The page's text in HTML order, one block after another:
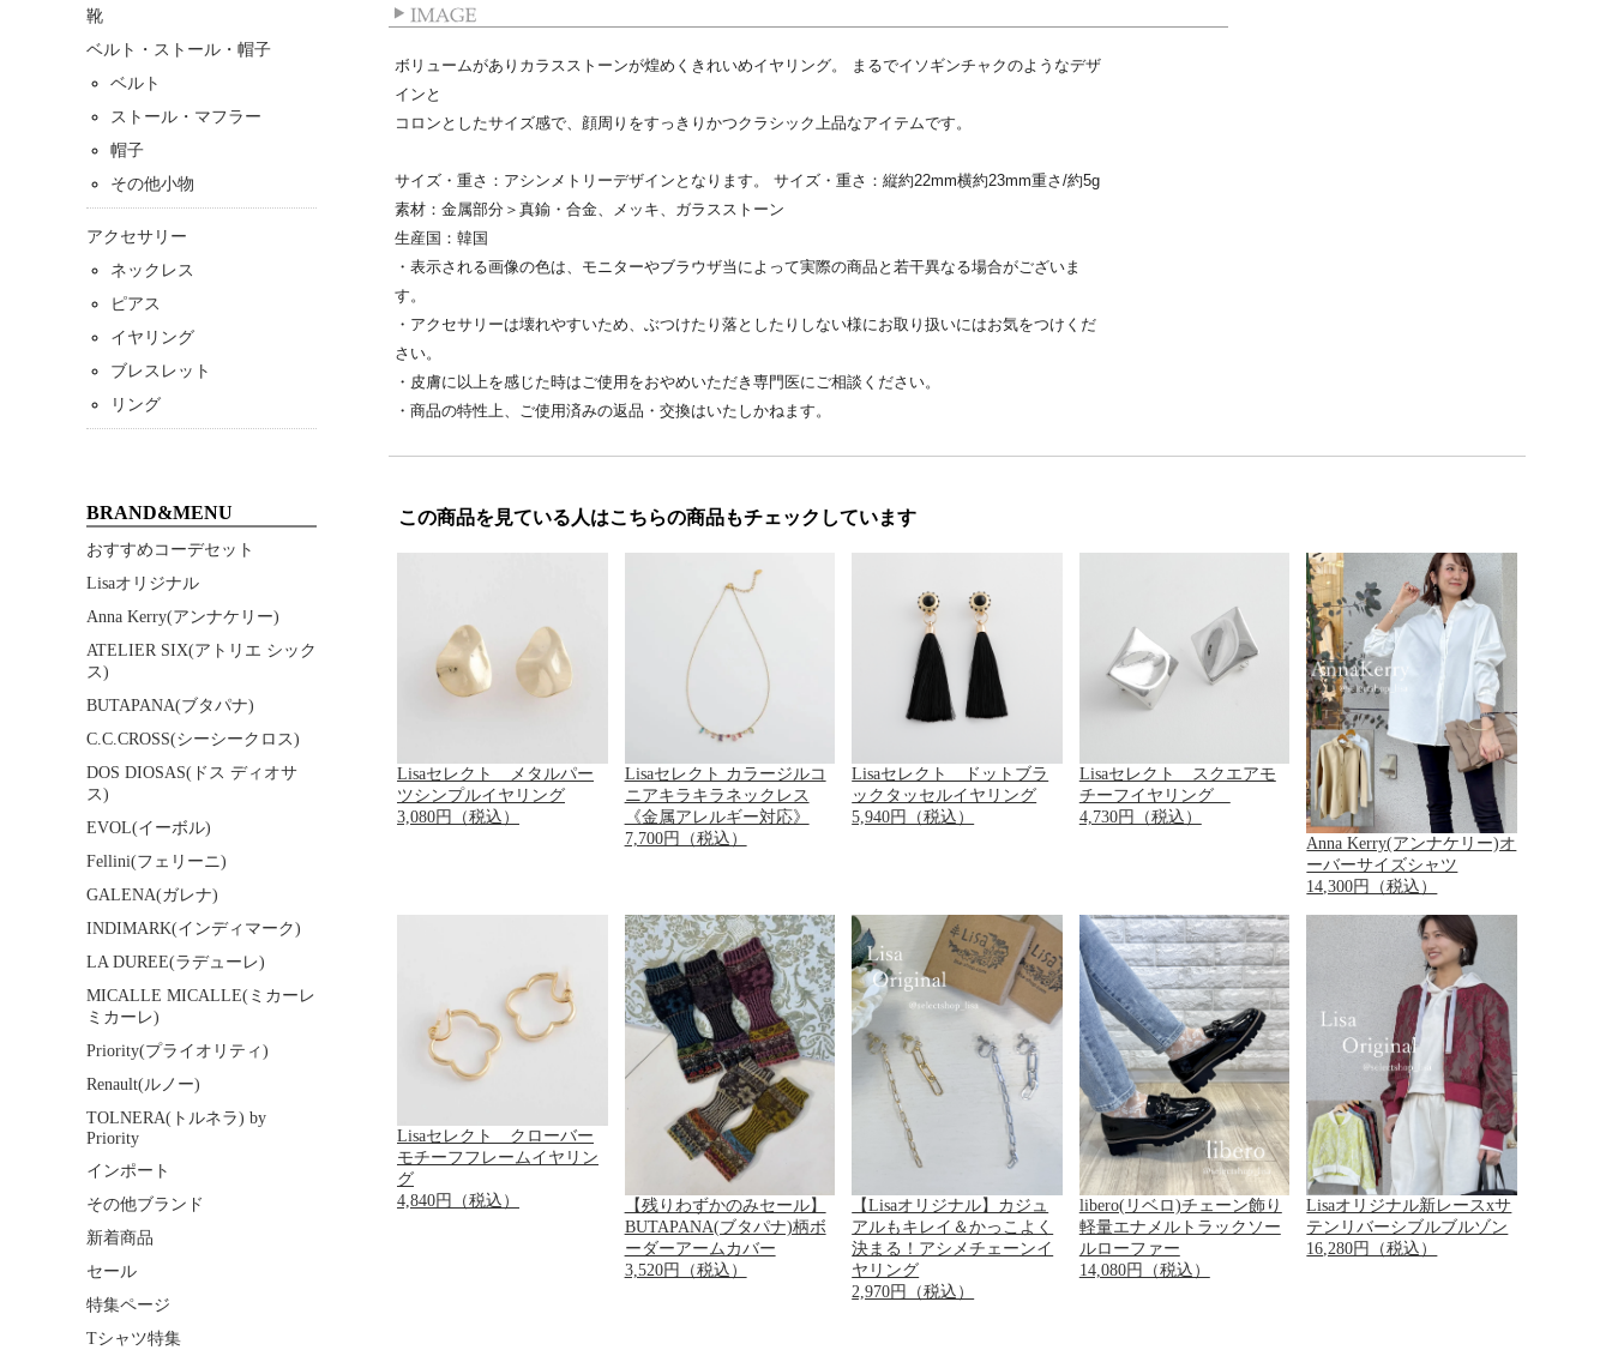
ボリュームがありカラスストーンが煌めくきれいめイヤリング。 まるでイソギンチャクのようなデザ
インと
コロンとしたサイズ感で、顔周りをすっきりかつクラシック上品なアイテムです。
サイズ・重さ：アシンメトリーデザインとなります。 サイズ・重さ： 縦約22mm横約23mm重さ/約5g
素材：金属部分＞ 真鍮・合金、メッキ、ガラスストーン
生産国：韓国
・表示される画像の色は、モニターやブラウザ当によって実際の商品と若干異なる場合がございま
す。
・アクセサリーは壊れやすいため、ぶつけたり落としたりしない様にお取り扱いにはお気をつけくだ
さい。
・皮膚に以上を感じた時はご使用をおやめいただき専門医にご相談ください。
・商品の特性上、ご使用済みの返品・交換はいたしかねます。
この商品を見ている人はこちらの商品もチェックしています
Lisaセレクト メタルパー
ツシンプルイヤリング
3,080円（税込）
Lisaセレクト カラージルコ
ニアキラキラネックレス
《金属アレルギー対応》
7,700円（税込）
Lisaセレクト ドットブラ
ックタッセルイヤリング
5,940円（税込）
Lisaセレクト スクエアモ
チーフイヤリング
4,730円（税込）
Anna Kerry(アンナケリー)オ
ーバーサイズシャツ
14,300円（税込）
Lisaセレクト クローバー
モチーフフレームイヤリン
グ
4,840円（税込）
【残りわずかのみセール】
BUTAPANA(ブタパナ)柄ボ
ーダーアームカバー
3,520円（税込）
【Lisaオリジナル】カジュ
アルもキレイ＆かっこよく
決まる！アシメチェーンイ
ヤリング
2,970円（税込）
libero(リベロ)チェーン飾り
軽量エナメルトラックソー
ルローファー
14,080円（税込）
Lisaオリジナル新レースxサ
テンリバーシブルブルゾン
16,280円（税込）
靴
ベルト・ストール・帽子
ベルト
ストール・マフラー
帽子
その他小物
アクセサリー
ネックレス
ピアス
イヤリング
ブレスレット
リング
BRAND&MENU
おすすめコーデセット
Lisaオリジナル
Anna Kerry(アンナケリー)
ATELIER SIX(アトリエ シック
ス)
BUTAPANA(ブタパナ)
C.C.CROSS(シーシークロス)
DOS DIOSAS(ドス ディオサ
ス)
EVOL(イーボル)
Fellini(フェリーニ)
GALENA(ガレナ)
INDIMARK(インディマーク)
LA DUREE(ラデューレ)
MICALLE MICALLE(ミカーレ
ミカーレ)
Priority(プライオリティ)
Renault(ルノー)
TOLNERA(トルネラ) by
Priority
インポート
その他ブランド
新着商品
セール
特集ページ
Tシャツ特集